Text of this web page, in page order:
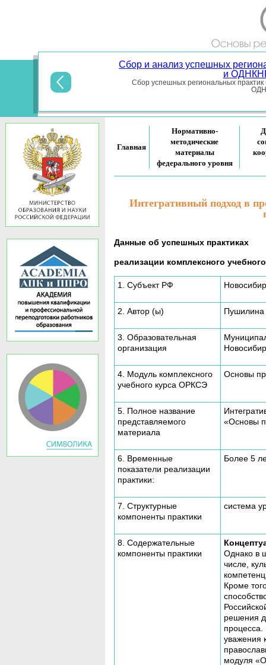
По поручению Министерства
общеобразовательными
религиозных
Письмо
Главная
Нормативно-
методические
материалы
федерального уровня
Интегративный подход в
Данные об успешных практиках
реализации комплексного
1. Субъект РФ
2. Автор (ы) Пушилина
3. Образовательная
организация
4. Модуль комплексного
учебного курса ОРКСЭ
Основы
5. Полное название
представляемого
материала
«Основы
6. Временные
показатели реализации
практики:
Более 5
7. Структурные
компоненты практики
система
8. Содержательные
компоненты практики
Однако в
числе,
Кроме
решения
процесса.
уважения
модуля